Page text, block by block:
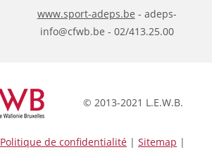
www.sport-adeps.be - adeps-
info@cfwb.be - 02/413.25.00
© 2013-2021 L.E.W.B.
Politique de confidentialité | Sitemap |